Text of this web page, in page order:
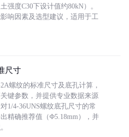
强度C30下设计值约80kN）。
响因素及选型建议，适用于工
尺寸
螺纹的标准尺寸及底孔计算，
键参数，并提供专业数据来源
1/4-36UNS螺纹底孔尺寸的常
精确推荐值（Φ5.18mm），并